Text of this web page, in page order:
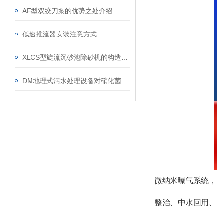
AF型双绞刀泵的优势之处介绍
低速推流器安装注意方式
微纳米曝气系统
整治、中水回用